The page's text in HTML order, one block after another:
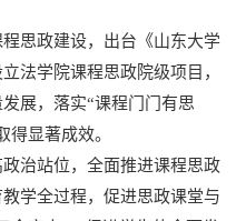
思政建设，出台《山东大学
法学院课程思政院级项目，
展，落实“课程门门有思
得显著成效。
治站位，全面推进课程思政
学全过程，促进思政课堂与